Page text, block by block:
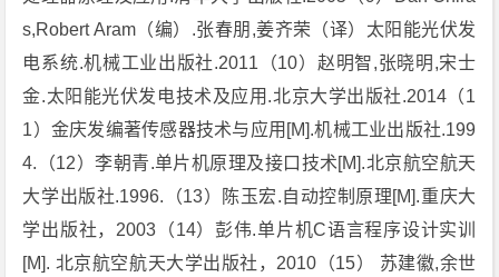
s,Robert Aram（编）.张春朋,姜齐荣（译）太阳能光伏发
电系统.机械工业出版社.2011（10）赵明智,张晓明,宋士
金.太阳能光伏发电技术及应用.北京大学出版社.2014（1
1）金庆发编著传感器技术与应用[M].机械工业出版社.199
4.（12）李朝青.单片机原理及接口技术[M].北京航空航天
大学出版社.1996.（13）陈玉宏.自动控制原理[M].重庆大
学出版社，2003（14）彭伟.单片机C语言程序设计实训
[M]. 北京航空航天大学出版社，2010（15） 苏建徽,余世